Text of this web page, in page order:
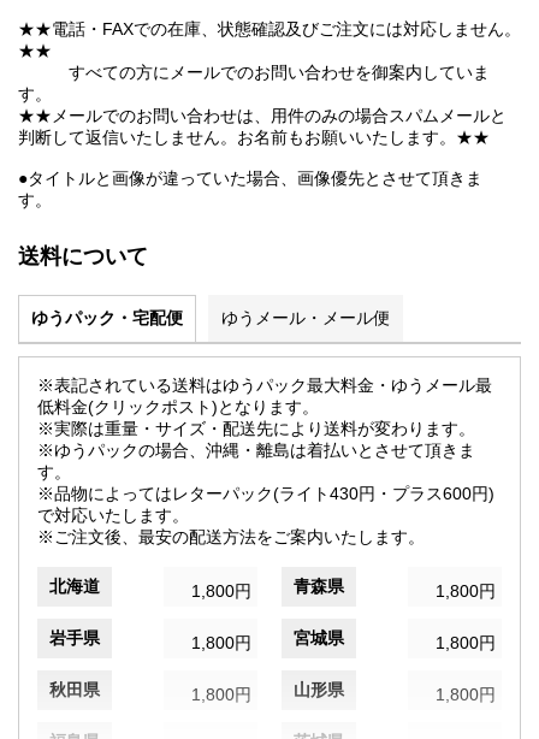
★★電話・FAXでの在庫、状態確認及びご注文には対応しません。
★★
すべての方にメールでのお問い合わせを御案内していま
す。
★★メールでのお問い合わせは、用件のみの場合スパムメールと
判断して返信いたしません。お名前もお願いいたします。★★
●タイトルと画像が違っていた場合、画像優先とさせて頂きま
す。
送料について
ゆうパック・宅配便 ゆうメール・メール便
※表記されている送料はゆうパック最大料金・ゆうメール最
低料金(クリックポスト)となります。
※実際は重量・サイズ・配送先により送料が変わります。
※ゆうパックの場合、沖縄・離島は着払いとさせて頂きま
す。
※品物によってはレターパック(ライト430円・プラス600円)
で対応いたします。
※ご注文後、最安の配送方法をご案内いたします。
北海道 1,800円 青森県 1,800円
岩手県 1,800円 宮城県 1,800円
秋田県 1,800円 山形県 1,800円